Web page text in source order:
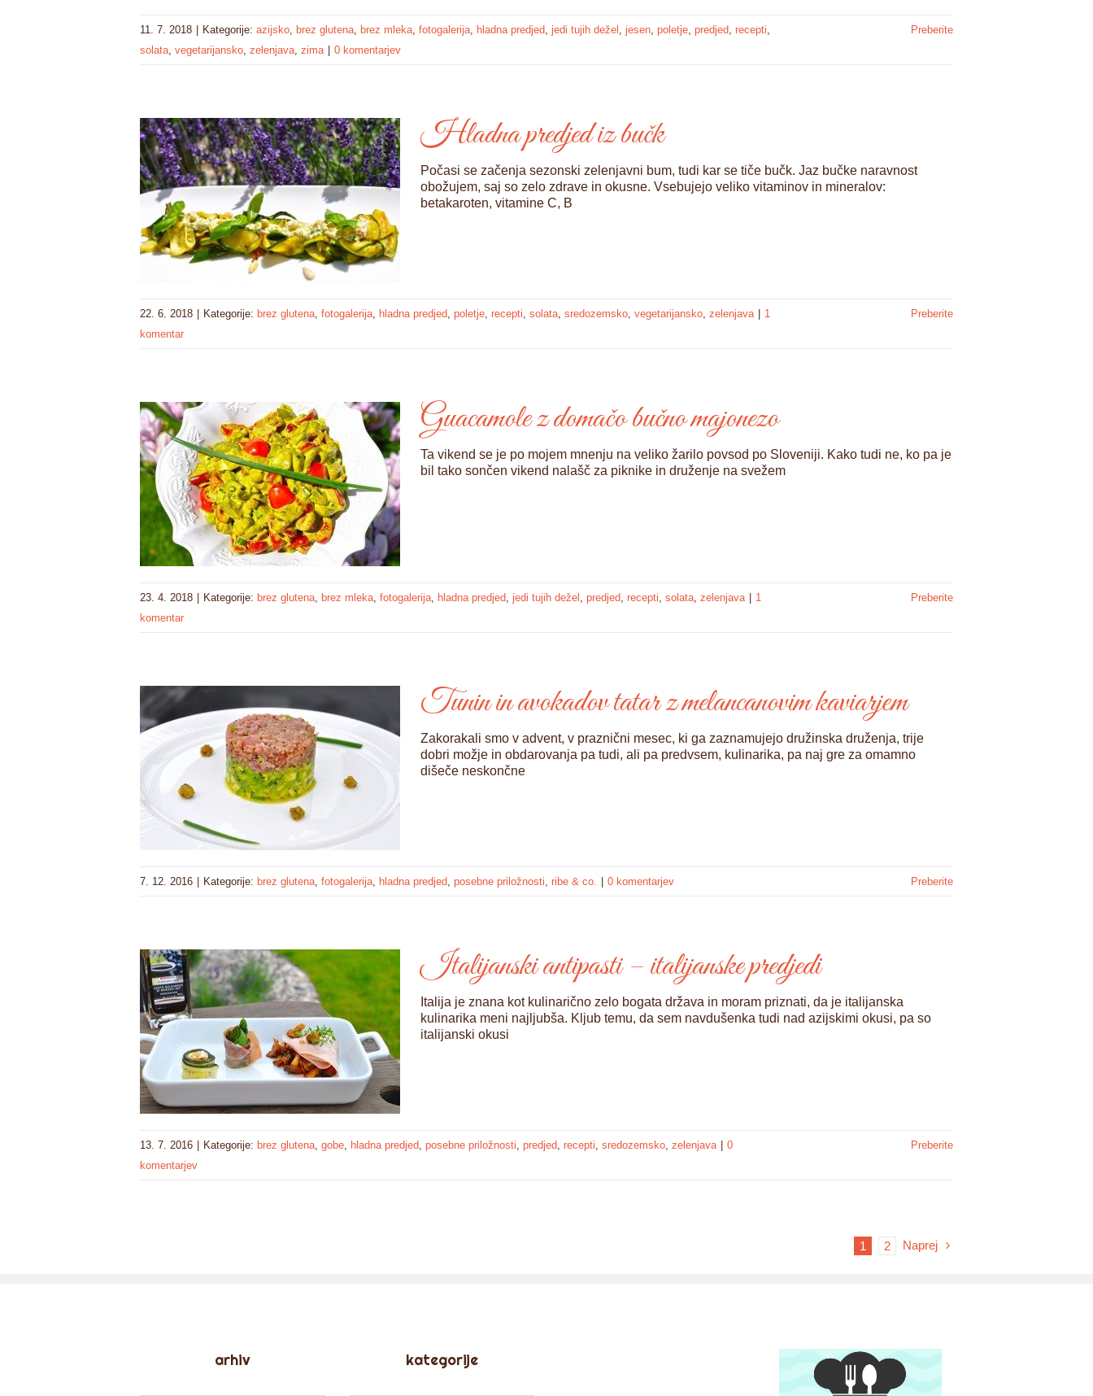
11. 7. 2018 Kategorije: azijsko, brez glutena, brez mleka, fotogalerija, hladna predjed, jedi tujih dežel , jesen, poletje, predjed, recepti,
solata, vegetarijansko, zelenjava, zima 0 komentarjev
Preberite
Hladna predjed iz bučk
Počasi se začenja sezonski zelenjavni bum, tudi kar se tiče bučk. Jaz bučke naravnost
obožujem, saj so zelo zdrave in okusne. Vsebujejo veliko vitaminov in mineralov:
betakaroten, vitamine C, B
22. 6. 2018 Kategorije: brez glutena, fotogalerija, hladna predjed, poletje, recepti, solata, sredozemsko, vegetarijansko, zelenjava
1
komentar
Preberite
Guacamole z domačo bučno majonezo
Ta vikend se je po mojem mnenju na veliko žarilo povsod po Sloveniji. Kako tudi ne, ko pa je
bil tako sončen vikend nalašč za piknike in druženje na svežem
23. 4. 2018 Kategorije: brez glutena, brez mleka, fotogalerija, hladna predjed, jedi tujih dežel , predjed, recepti, solata, zelenjava
1
komentar
Preberite
Tunin in avokadov tatar z melancanovim kaviarjem
Zakorakali smo v advent, v praznični mesec, ki ga zaznamujejo družinska druženja, trije
dobri možje in obdarovanja pa tudi, ali pa predvsem, kulinarika, pa naj gre za omamno
dišeče neskončne
7. 12. 2016 Kategorije: brez glutena, fotogalerija, hladna predjed, posebne priložnosti, ribe & co. 0 komentarjev Preberite
Italijanski antipasti – italijanske predjedi
Italija je znana kot kulinarično zelo bogata država in moram priznati, da je italijanska
kulinarika meni najljubša. Kljub temu, da sem navdušenka tudi nad azijskimi okusi, pa so
italijanski okusi
13. 7. 2016 Kategorije: brez glutena, gobe, hladna predjed, posebne priložnosti, predjed, recepti, sredozemsko, zelenjava
0
komentarjev
Preberite
1 2 Naprej
arhiv kategorije